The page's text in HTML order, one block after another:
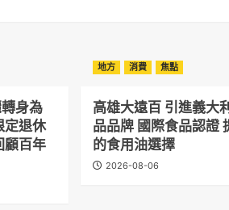
身為
定退休
顧百年
地方 消費 焦點
高雄大遠百 引進義大
品品牌 國際食品認證
的食用油選擇
2026-08-06